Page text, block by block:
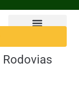
Rodovias